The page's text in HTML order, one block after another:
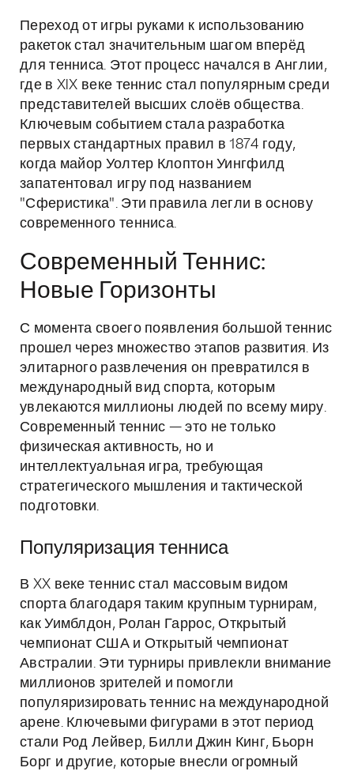
Переход от игры руками к использованию
ракеток стал значительным шагом вперёд
для тенниса. Этот процесс начался в Англии,
где в XIX веке теннис стал популярным среди
представителей высших слоёв общества.
Ключевым событием стала разработка
первых стандартных правил в 1874 году,
когда майор Уолтер Клоптон Уингфилд
запатентовал игру под названием
"Сферистика". Эти правила легли в основу
современного тенниса.
Современный Теннис:
Новые Горизонты
С момента своего появления большой теннис
прошел через множество этапов развития. Из
элитарного развлечения он превратился в
международный вид спорта, которым
увлекаются миллионы людей по всему миру.
Современный теннис — это не только
физическая активность, но и
интеллектуальная игра, требующая
стратегического мышления и тактической
подготовки.
Популяризация тенниса
В XX веке теннис стал массовым видом
спорта благодаря таким крупным турнирам,
как Уимблдон, Ролан Гаррос, Открытый
чемпионат США и Открытый чемпионат
Австралии. Эти турниры привлекли внимание
миллионов зрителей и помогли
популяризировать теннис на международной
арене. Ключевыми фигурами в этот период
стали Род Лейвер, Билли Джин Кинг, Бьорн
Борг и другие, которые внесли огромный